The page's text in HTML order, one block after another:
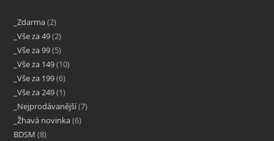
_Zdarma 2
_Vše za 49 2
_Vše za 99 5
_Vše za 149 10
_Vše za 199 6
_Vše za 249 1
_Nejprodávanější 7
_Žhavá novinka 6
BDSM 8